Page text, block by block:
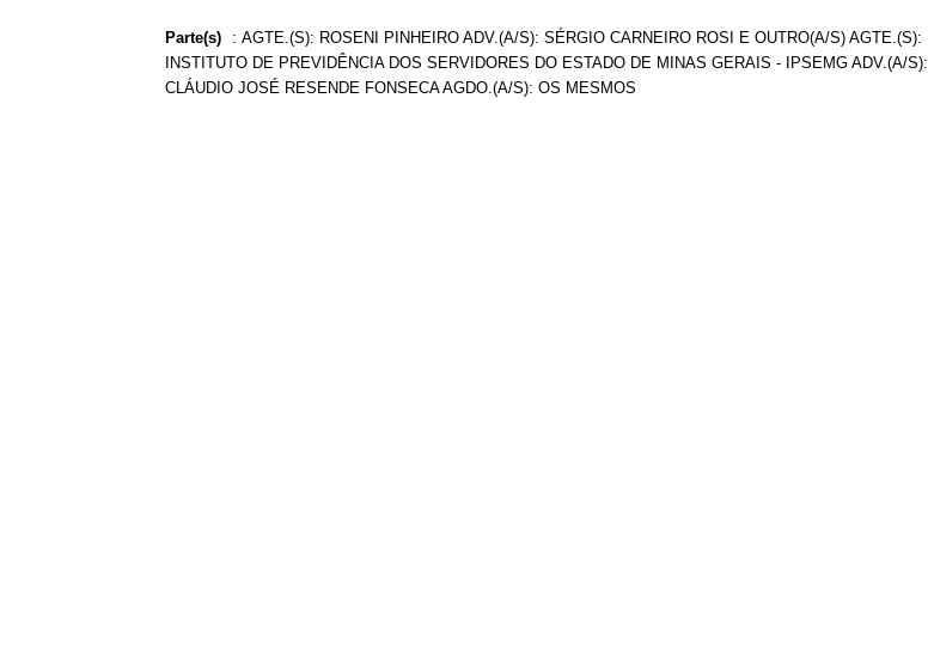
Parte(s) : AGTE.(S): ROSENI PINHEIRO ADV.(A/S): SÉRGIO CARNEIRO ROSI E OUTRO(A/S) AGTE.(S):
INSTITUTO DE PREVIDÊNCIA DOS SERVIDORES DO ESTADO DE MINAS GERAIS - IPSEMG ADV.(A/S):
CLÁUDIO JOSÉ RESENDE FONSECA AGDO.(A/S): OS MESMOS